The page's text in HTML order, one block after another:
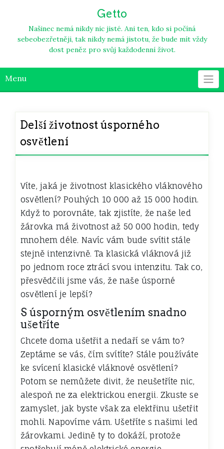
Getto
Našinec nemá nikdy nic jisté. Ani ten, kdo si počíná
sebeobezřetněji, tak nikdy nemá jistotu, že bude mít vždy
dost peněz pro svůj každodenní život.
Menu
Delší životnost úsporného
osvětlení
Víte, jaká je životnost klasického vláknového
osvětlení? Pouhých 10 000 až 15 000 hodin.
Když to porovnáte, tak zjistíte, že našeled
žárovka má životnost až 50 000 hodin, tedy
mnohem déle. Navíc vám bude svítit stále
stejně intenzivně. Ta klasická vláknová již
po jednom roce ztrácí svou intenzitu. Tak co,
přesvědčili jsme vás, že naše úsporné
osvětlení je lepší?
S úsporným osvětlením snadno
ušetříte
Chcete doma ušetřit a nedaří se vám to?
Zeptáme se vás, čím svítíte? Stále používáte
ke svícení klasické vláknové osvětlení?
Potom se nemůžete divit, že neušetříte nic,
alespoň ne za elektrickou energii. Zkuste se
zamyslet, jak byste však za elektřinu ušetřit
mohli. Napovíme vám. Ušetříte s našimi led
žárovkami. Jedině ty to dokáží, protože